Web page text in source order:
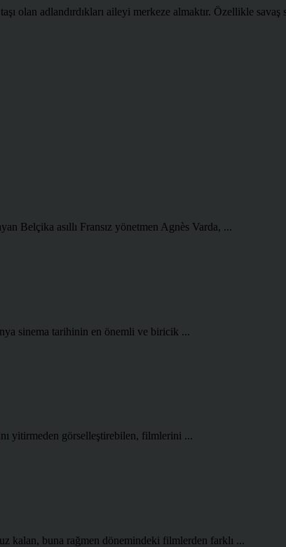
olan adlandırdıkları aileyi merkeze almaktır. Özellikle
Belçika asıllı Fransız yönetmen Agnès Varda, ...
sinema tarihinin en önemli ve biricik ...
yitirmeden görselleştirebilen, filmlerini ...
kalan, buna rağmen dönemindeki filmlerden farklı ...